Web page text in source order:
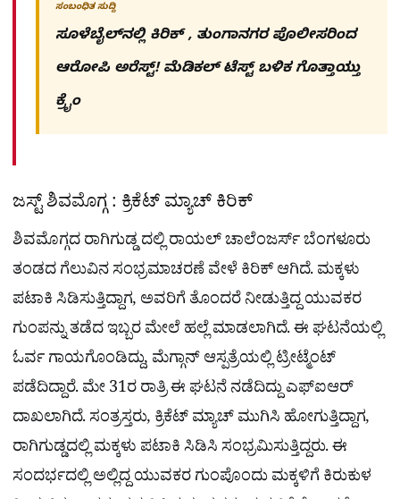
ಸಂಬಂಧಿತ ಸುದ್ದಿ
ಸೂಳೆಬೈಲ್​ನಲ್ಲಿ ಕಿರಿಕ್​ , ತುಂಗಾನಗರ ಪೊಲೀಸರಿಂದ
ಆರೋಪಿ ಅರೆಸ್ಟ್! ಮೆಡಿಕಲ್ ಟೆಸ್ಟ್​ ಬಳಿಕ ಗೊತ್ತಾಯ್ತು
ಕ್ರೈಂ
ಜಸ್ಟ್ ಶಿವಮೊಗ್ಗ : ಕ್ರಿಕೆಟ್ ಮ್ಯಾಚ್​ ಕಿರಿಕ್
ಶಿವಮೊಗ್ಗದ ರಾಗಿಗುಡ್ಡ ದಲ್ಲಿ ರಾಯಲ್ ಚಾಲೆಂಜರ್ಸ್ ಬೆಂಗಳೂರು
ತಂಡದ ಗೆಲುವಿನ ಸಂಭ್ರಮಾಚರಣೆ ವೇಳೆ ಕಿರಿಕ್ ಆಗಿದೆ. ಮಕ್ಕಳು
ಪಟಾಕಿ ಸಿಡಿಸುತ್ತಿದ್ದಾಗ, ಅವರಿಗೆ ತೊಂದರೆ ನೀಡುತ್ತಿದ್ದ ಯುವಕರ
ಗುಂಪನ್ನು ತಡೆದ ಇಬ್ಬರ ಮೇಲೆ ಹಲ್ಲೆ ಮಾಡಲಾಗಿದೆ. ಈ ಘಟನೆಯಲ್ಲಿ
ಓರ್ವ ಗಾಯಗೊಂಡಿದ್ದು, ಮೆಗ್ಗಾನ್ ಆಸ್ಪತ್ರೆಯಲ್ಲಿ ಟ್ರೀಟ್ಮೆಂಟ್
ಪಡೆದಿದ್ದಾರೆ. ಮೇ 31ರ ರಾತ್ರಿ ಈ ಘಟನೆ ನಡೆದಿದ್ದು ಎಫ್​ಐಆರ್​
ದಾಖಲಾಗಿದೆ. ಸಂತ್ರಸ್ತರು, ಕ್ರಿಕೆಟ್ ಮ್ಯಾಚ್​ ಮುಗಿಸಿ ಹೋಗುತ್ತಿದ್ದಾಗ,
ರಾಗಿಗುಡ್ಡದಲ್ಲಿ ಮಕ್ಕಳು ಪಟಾಕಿ ಸಿಡಿಸಿ ಸಂಭ್ರಮಿಸುತ್ತಿದ್ದರು. ಈ
ಸಂದರ್ಭದಲ್ಲಿ ಅಲ್ಲಿದ್ದ ಯುವಕರ ಗುಂಪೊಂದು ಮಕ್ಕಳಿಗೆ ಕಿರುಕುಳ